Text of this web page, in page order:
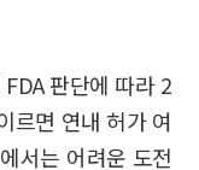
판단에 따라 2
르면 연내 허가 여
서는 어려운 도전